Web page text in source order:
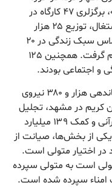
اجتماعی، اعزام هزار و ۵۰۰ مبلغ و مبلغه، برگزلری ۴۷ کارگاه در
طرح شمیم خدمت با هدف آموزش و اشتغال، توزیع ۲۵ هزار
بسته در قالب طرح قرار دوازدهم، ۵۰ کلاس سبک زندگی در ۲۰
بقعه متبرکه و ۹۸ هزار ۴۸۱ مشاوره انجام گرفت. همچنین ۱۲۵
و اجتماعی بودند.
حجت الاسلام احمدزاده با اشاره به ساماندهی هزار و ۳۸۰ نیروی
کریم در مشهد، تجلیل
از نخبگان قرآنی، حمایت از موسسات قرآنی و کمک ۱۳۹ میلیارد
یکی از بخش‌ها، صیانت از
در اختیار متولی است.
است به متولی سپرده